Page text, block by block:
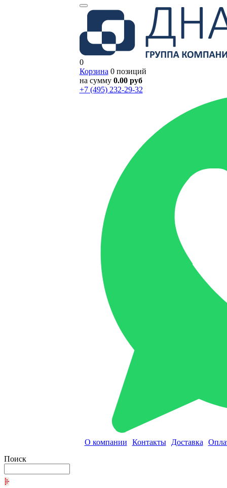
0
Корзина 0 позиций
на сумму 0.00 руб
+7 (495) 232-29-32
О компании Контакты Доставка
Поиск